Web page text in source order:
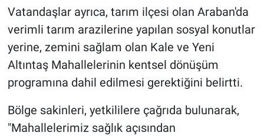
Vatandaşlar ayrıca, tarım ilçesi olan Araban'da
verimli tarım arazilerine yapılan sosyal konutlar
yerine, zemini sağlam olan Kale ve Yeni
Altıntaş Mahallelerinin kentsel dönüşüm
programına dahil edilmesi gerektiğini belirtti.
Bölge sakinleri, yetkililere çağrıda bulunarak,
"Mahallelerimiz sağlık açısından